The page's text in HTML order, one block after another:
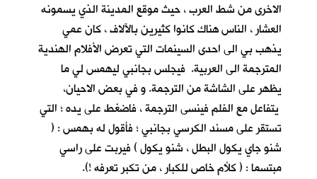
الاخرى من شط العرب ، حيث موقع المدينة الذي يسمونه
العشار ، الناس هناك كانوا كثيرين بالآلاف ، كان عمي
يذهب بي الى احدى السينمات التي تعرض الأفلام الهندية
المترجمة الى العربية. فيجلس بجانبي ليهمس لي ما
يظهر على الشاشة من الترجمة. و في بعض الاحيان،
يتفاعل مع الفلم فينسى الترجمة ، فاضغط على يده ؛ التي
تستقر على مسند الكرسي بجانبي ؛ فأقول له بهمس : (
شنو جاي يكول البطل ، شنو يكول ) فيربت على راسي
مبتسما : ( كلأم خاص للكبار ، من تكبر تعرفه !).